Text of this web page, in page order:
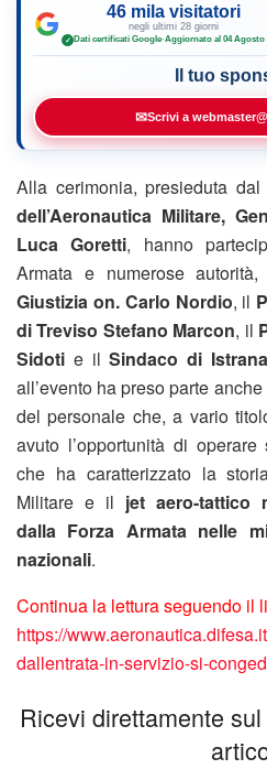
46 mila visitatori
negli ultimi 28 giorni
✓ Dati certificati Google·Aggiornato al 04 Agosto
Il tuo
✉Scrivi a
Alla cerimonia, presieduta
dell’Aeronautica Militare,
Luca Goretti, hanno
Armata e numerose
Giustizia on. Carlo Nordio, il
di Treviso Stefano Marcon, il
Sidoti e ilSindaco di
all’evento ha preso parte
del personale che, a vario
avuto l’opportunità di operare
che ha caratterizzato la
Militare e il jet aero-tattico
dalla Forza Armata nelle
nazionali.
Continua la lettura seguendo il
https://
dallentrata-in-servizio-si-
Ricevi direttamente